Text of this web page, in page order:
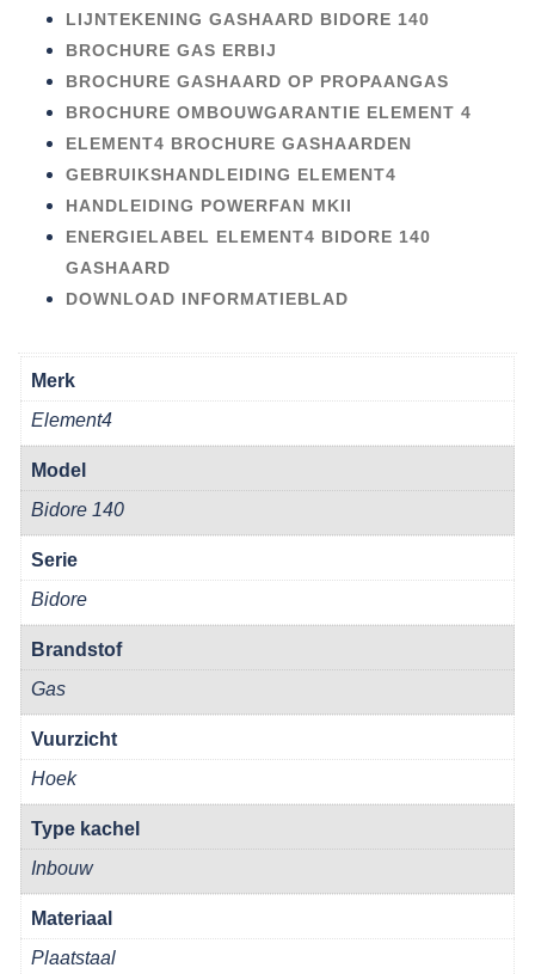
LIJNTEKENING GASHAARD BIDORE 140
BROCHURE GAS ERBIJ
BROCHURE GASHAARD OP PROPAANGAS
BROCHURE OMBOUWGARANTIE ELEMENT 4
ELEMENT4 BROCHURE GASHAARDEN
GEBRUIKSHANDLEIDING ELEMENT4
HANDLEIDING POWERFAN MKII
ENERGIELABEL ELEMENT4 BIDORE 140
GASHAARD
DOWNLOAD INFORMATIEBLAD
Merk
Element4
Model
Bidore 140
Serie
Bidore
Brandstof
Gas
Vuurzicht
Hoek
Type kachel
Inbouw
Materiaal
Plaatstaal